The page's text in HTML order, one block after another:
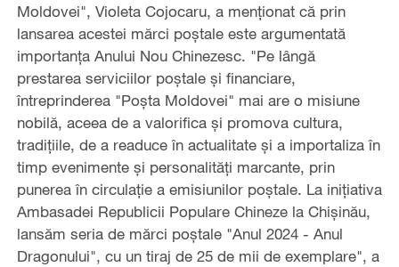
Moldovei", Violeta Cojocaru, a menționat că prin
lansarea acestei mărci poștale este argumentată
importanța Anului Nou Chinezesc. "Pe lângă
prestarea serviciilor poștale și financiare,
întreprinderea "Poșta Moldovei" mai are o misiune
nobilă, aceea de a valorifica și promova cultura,
tradițiile, de a readuce în actualitate și a importaliza în
timp evenimente și personalități marcante, prin
punerea în circulație a emisiunilor poștale. La inițiativa
Ambasadei Republicii Populare Chineze la Chișinău,
lansăm seria de mărci poștale "Anul 2024 - Anul
Dragonului", cu un tiraj de 25 de mii de exemplare", a